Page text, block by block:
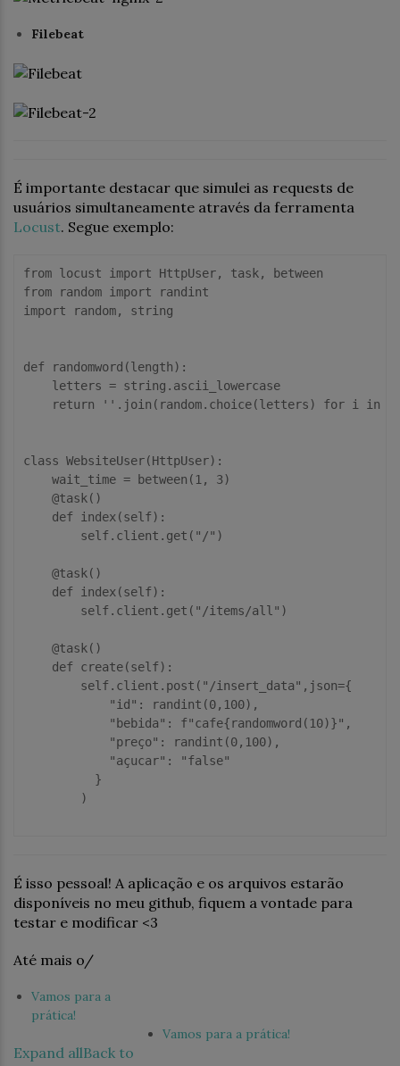
Filebeat
É importante destacar que simulei as requests de
usuários simultaneamente através da ferramenta
Locust. Segue exemplo:
from locust import
from random import
import random, string
def randomword (length):
    letters = string.ascii_lowercase
return
'' .join(random.choice(letters) for i in
class WebsiteUser(HttpUser):
    wait_time = between(
1 , 3
    @task()
def
index (self):
        self.client.get(
"/" )
    @task()
def
index (self):
        self.client.get(
"/items/all" )
    @task()
def
create(self):
        self.client.post(
"/insert_data" ,json={
"id" : randint(0, 100),
"bebida" : f"cafe{randomword( 10)}" ,
"preço" : randint(0, 100),
"açucar" :
"false"
          }
        )
É isso pessoal! A aplicação e os arquivos estarão
disponíveis no meu github, fiquem a vontade para
testar e modificar <3
Até mais o/
Vamos para a prática!
Vamos para a
prática!
Expand allBack to